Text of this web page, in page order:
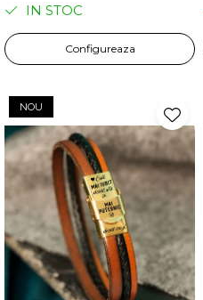
IN STOC
Configureaza
NOU